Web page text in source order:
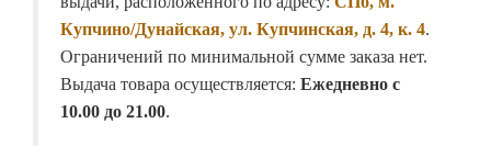
Купчино/Дунайская, ул. Купчинская, д. 4, к. 4.
Ограничений по минимальной сумме заказа нет.
Выдача товара осуществляется: Ежедневно с
10.00 до 21.00.